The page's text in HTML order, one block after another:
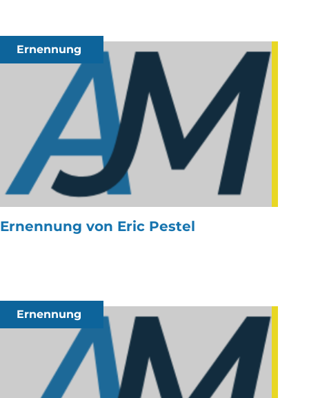
Ernennung
Ernennung von Eric Pestel
Ernennung